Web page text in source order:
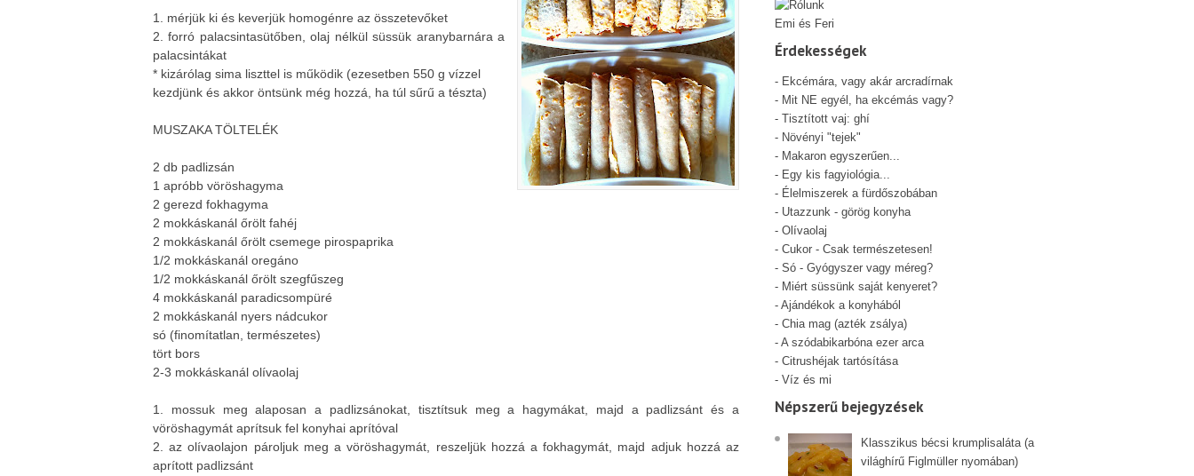
1. mérjük ki és keverjük homogénre az összetevőket
2. forró palacsintasütőben, olaj nélkül süssük aranybarnára a
palacsintákat
* kizárólag sima liszttel is működik (ezesetben 550 g vízzel
kezdjünk és akkor öntsünk még hozzá, ha túl sűrű a tészta)
MUSZAKA TÖLTELÉK
2 db padlizsán
1 apróbb vöröshagyma
2 gerezd fokhagyma
2 mokkáskanál őrölt fahéj
2 mokkáskanál őrölt csemege pirospaprika
1/2 mokkáskanál oregáno
1/2 mokkáskanál őrölt szegfűszeg
4 mokkáskanál paradicsompüré
2 mokkáskanál nyers nádcukor
só (finomítatlan, természetes)
tört bors
2-3 mokkáskanál olívaolaj
1. mossuk meg alaposan a padlizsánokat, tisztítsuk meg a hagymákat, majd a padlizsánt és a
vöröshagymát aprítsuk fel konyhai aprítóval
2. az olívaolajon pároljuk meg a vöröshagymát, reszeljük hozzá a fokhagymát, majd adjuk hozzá az
aprított padlizsánt
Emi és Feri
Érdekességek
- Ekcémára, vagy akár arcradírnak
- Mit NE egyél, ha ekcémás vagy?
- Tisztított vaj: ghí
- Növényi "tejek"
- Makaron egyszerűen...
- Egy kis fagyiológia...
- Élelmiszerek a fürdőszobában
- Utazzunk - görög konyha
- Olívaolaj
- Cukor - Csak természetesen!
- Só - Gyógyszer vagy méreg?
- Miért süssünk saját kenyeret?
- Ajándékok a konyhából
- Chia mag (azték zsálya)
- A szódabikarbóna ezer arca
- Citrushéjak tartósítása
- Víz és mi
Népszerű bejegyzések
Klasszikus bécsi krumplisaláta (a
világhírű Figlmüller nyomában)